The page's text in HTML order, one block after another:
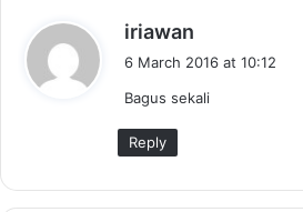
iriawan
s
6 March 2016 at 10:12
Bagus sekali
Reply